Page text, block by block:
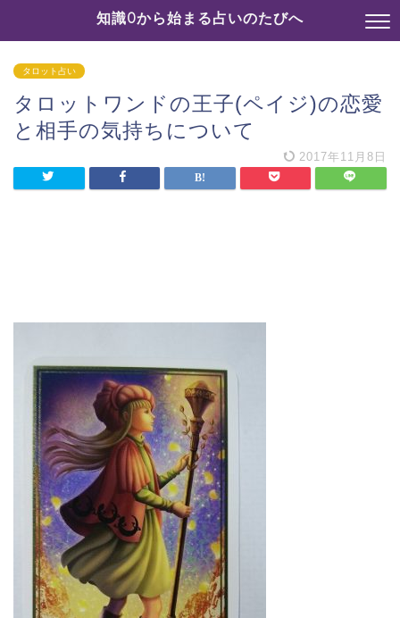
知識0から始まる占いのたびへ
タロット占い
タロットワンドの王子(ペイジ)の恋愛
と相手の気持ちについて
2017年11月8日